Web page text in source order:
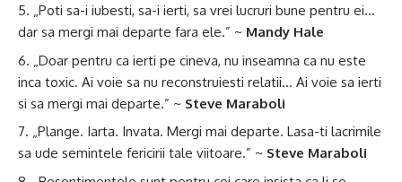
„Poti sa-i iubesti, sa-i ierti, sa vrei lucruri bune pentru ei…
dar sa mergi mai departe fara ele.” ~ Mandy Hale
„Doar pentru ca ierti pe cineva, nu inseamna ca nu este
inca toxic. Ai voie sa nu reconstruiesti relatii… Ai voie sa ierti
si sa mergi mai departe.” ~ Steve Maraboli
„Plange. Iarta. Invata. Mergi mai departe. Lasa-ti lacrimile
sa ude semintele fericirii tale viitoare.” ~ Steve Maraboli